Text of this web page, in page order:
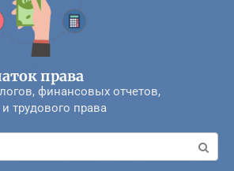
права
финансовых отчетов,
и трудового права